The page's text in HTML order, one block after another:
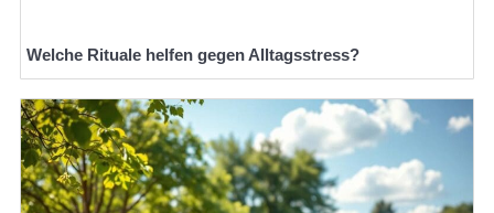
Welche Rituale helfen gegen Alltagsstress?